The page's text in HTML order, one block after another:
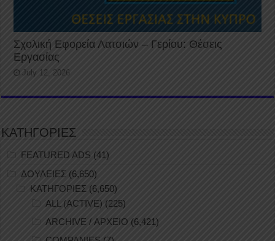
Σχολική Εφορεία Λατσιών – Γερίου: Θέσεις
Εργασίας
July 12, 2026
ΚΑΤΗΓΟΡΙΕΣ
FEATURED ADS (41)
ΔΟΥΛΕΙΕΣ (6,650)
ΚΑΤΗΓΟΡΙΕΣ (6,650)
ALL (ACTIVE) (225)
ARCHIVE / ΑΡΧΕΙΟ (6,421)